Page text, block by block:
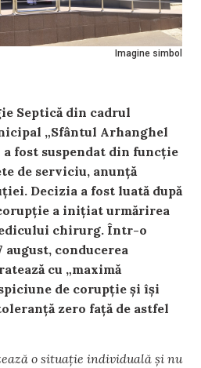
Imagine simbol
Septică din cadrul
„Sfântul Arhanghel
fost suspendat din funcție
de serviciu, anunță
Decizia a fost luată după
a inițiat urmărirea
chirurg. Într-o
august, conducerea
cu „maximă
de corupție și își
zero față de astfel
o situație individuală și nu